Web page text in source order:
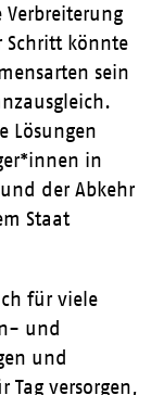
Verbreiterung
Schritt könnte
sein
Lösungen
in
der Abkehr
Staat
für viele
und
und
Tag versorgen,